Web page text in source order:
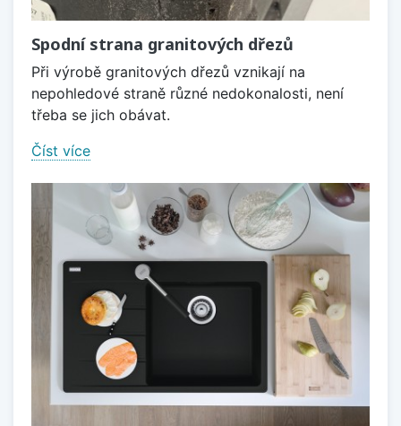
Spodní strana granitových dřezů
Při výrobě granitových dřezů vznikají na
nepohledové straně různé nedokonalosti, není
třeba se jich obávat.
Číst více